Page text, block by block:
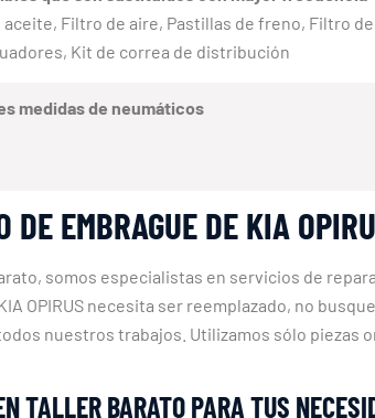
aceite, Filtro de aire, Pastillas de freno, Filtro
Kit de correa de distribución
medidas de neumáticos
DE EMBRAGUE DE KIA
somos especialistas en servicios de
OPIRUS necesita ser reemplazado, no
nuestros trabajos. Utilizamos sólo piezas
TALLER BARATO PARA TUS